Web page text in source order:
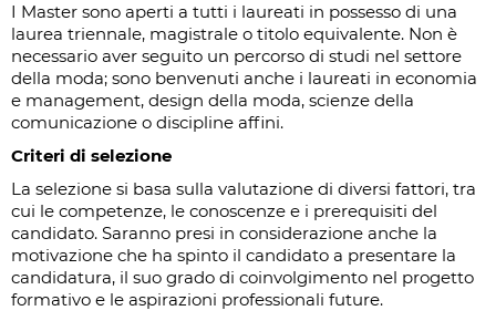
I Master sono aperti a tutti i laureati in possesso di una
laurea triennale, magistrale o titolo equivalente. Non è
necessario aver seguito un percorso di studi nel settore
della moda; sono benvenuti anche i laureati in economia
e management, design della moda, scienze della
comunicazione o discipline affini.
Criteri di selezione
La selezione si basa sulla valutazione di diversi fattori, tra
cui le competenze, le conoscenze e i prerequisiti del
candidato. Saranno presi in considerazione anche la
motivazione che ha spinto il candidato a presentare la
candidatura, il suo grado di coinvolgimento nel progetto
formativo e le aspirazioni professionali future.